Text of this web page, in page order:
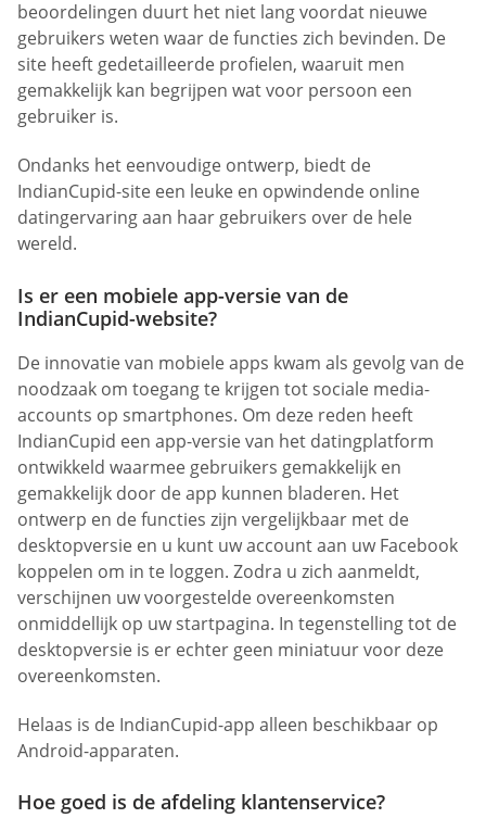
beoordelingen duurt het niet lang voordat nieuwe
gebruikers weten waar de functies zich bevinden. De
site heeft gedetailleerde profielen, waaruit men
gemakkelijk kan begrijpen wat voor persoon een
gebruiker is.
Ondanks het eenvoudige ontwerp, biedt de
IndianCupid-site een leuke en opwindende online
datingervaring aan haar gebruikers over de hele
wereld.
Is er een mobiele app-versie van de
IndianCupid-website?
De innovatie van mobiele apps kwam als gevolg van de
noodzaak om toegang te krijgen tot sociale media-
accounts op smartphones. Om deze reden heeft
IndianCupid een app-versie van het datingplatform
ontwikkeld waarmee gebruikers gemakkelijk en
gemakkelijk door de app kunnen bladeren. Het
ontwerp en de functies zijn vergelijkbaar met de
desktopversie en u kunt uw account aan uw Facebook
koppelen om in te loggen. Zodra u zich aanmeldt,
verschijnen uw voorgestelde overeenkomsten
onmiddellijk op uw startpagina. In tegenstelling tot de
desktopversie is er echter geen miniatuur voor deze
overeenkomsten.
Helaas is de IndianCupid-app alleen beschikbaar op
Android-apparaten.
Hoe goed is de afdeling klantenservice?